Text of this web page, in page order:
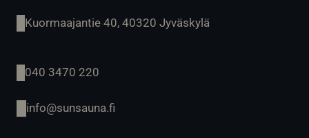
Kuormaajantie 40, 40320 Jyväskylä
040 3470 220
info@sunsauna.fi